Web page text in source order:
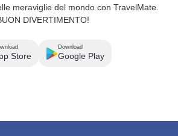
meraviglie del mondo con TravelMate.
DIVERTIMENTO!
Store
Download
Google Play